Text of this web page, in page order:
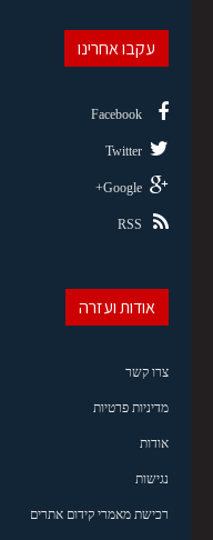
עקבו אחרינו
Facebook
Twitter
Google+
RSS
אודות ועזרה
צרו קשר
מדיניות פרטיות
אודות
נגישות
רכישת מאמרי קידום אתרים